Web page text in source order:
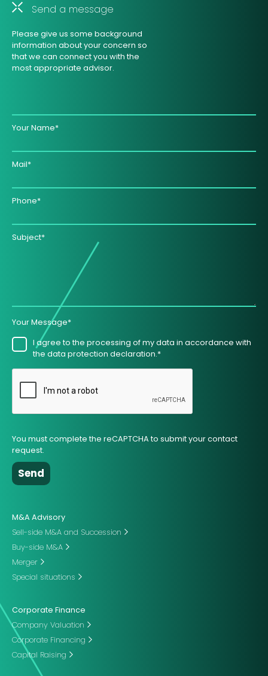
Send a message
Please give us some background
information about your concern so
that we can connect you with the
most appropriate advisor.
Your Name*
Mail*
Phone*
Subject*
Your Message*
I agree to the processing of my data in accordance with
the data protection declaration.*
You must complete the reCAPTCHA to submit your contact
request.
M&A Advisory
Sell-side M&A and Succession
Buy-side M&A
Merger
Special situations
Corporate Finance
Company Valuation
Corporate Financing
Capital Raising